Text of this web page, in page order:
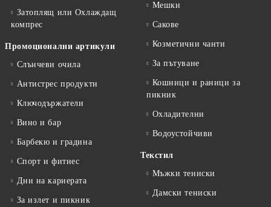
Затоплящ или Охлаждащ
компрес
Промоционални артикули
Слънчеви очила
Антистрес продукти
Ключодържатели
Вино и бар
Барбекю и градина
Спорт и фитнес
Дни на кариерата
За излет и пикник
Мешки
Сакове
Козметични чанти
За пътуване
Кошници и раници за
пикник
Охладителни
Водоустойчиви
Текстил
Мъжки тениски
Дамски тениски